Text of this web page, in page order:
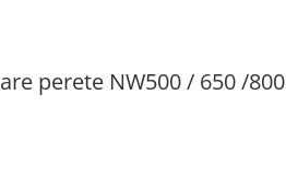
perete NW500 / 650 /800